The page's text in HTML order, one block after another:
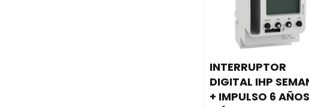
INTERRUPTOR
DIGITAL IHP
+ IMPULSO 6